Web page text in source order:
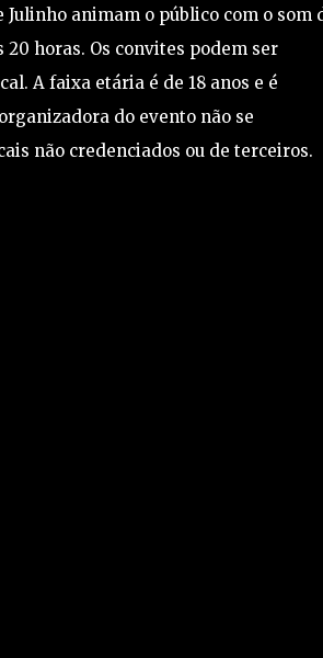
Julinho animam o público com o som
horas. Os convites podem ser
A faixa etária é de 18 anos e é
do evento não se
não credenciados ou de terceiros.